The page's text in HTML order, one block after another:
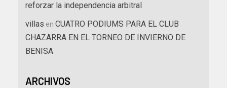
reforzar la independencia arbitral
villas en CUATRO PODIUMS PARA EL CLUB
CHAZARRA EN EL TORNEO DE INVIERNO DE
BENISA
ARCHIVOS